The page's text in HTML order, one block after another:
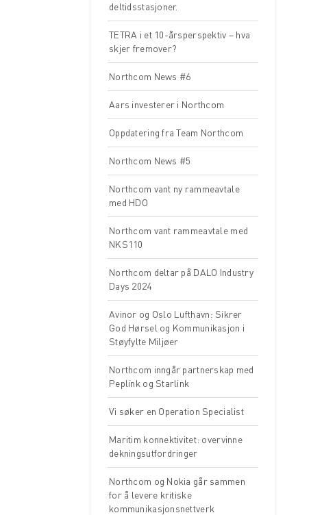
deltidsstasjoner.
TETRA i et 10-årsperspektiv – hva
skjer fremover?
Northcom News #6
Aars investerer i Northcom
Oppdatering fra Team Northcom
Northcom News #5
Northcom vant ny rammeavtale
med HDO
Northcom vant rammeavtale med
NKS110
Northcom deltar på DALO Industry
Days 2024
Avinor og Oslo Lufthavn: Sikrer
God Hørsel og Kommunikasjon i
Støyfylte Miljøer
Northcom inngår partnerskap med
Peplink og Starlink
Vi søker en Operation Specialist
Maritim konnektivitet: overvinne
dekningsutfordringer
Northcom og Nokia går sammen
for å levere kritiske
kommunikasjonsnettverk